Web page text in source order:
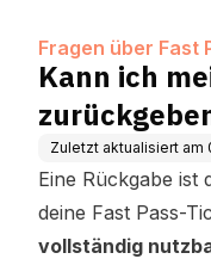
Fragen über Fast
Kann ich
Zuletzt aktualisiert am
Eine Rückgabe ist
deine Fast Pass-
vollständig